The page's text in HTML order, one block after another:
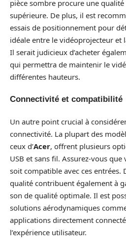
pièce sombre procure une
supérieure. De plus, il est
essais de positionnement pour
idéale entre le vidéoprojecteur et
Il serait judicieux d’acheter
qui permettra de maintenir le
différentes hauteurs.
Connectivité et compatibilité
Un autre point crucial à
connectivité. La plupart des
ceux d’Acer, offrent plusieurs
USB et sans fil. Assurez-vous
soit compatible avec ces entrées.
qualité contribuent également à
son de qualité optimale. Il est
solutions aérodynamiques
applications directement
l’expérience utilisateur.